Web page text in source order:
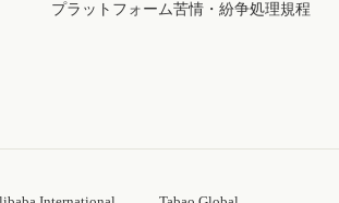
プラットフォーム苦情・紛争処理規程